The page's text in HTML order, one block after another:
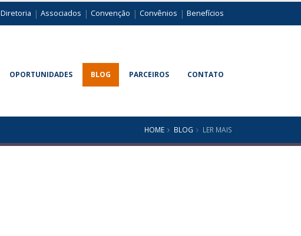
Diretoria | Associados | Convenção | Convênios | Benefícios
OPORTUNIDADES BLOG PARCEIROS CONTATO
HOME BLOG LER MAIS